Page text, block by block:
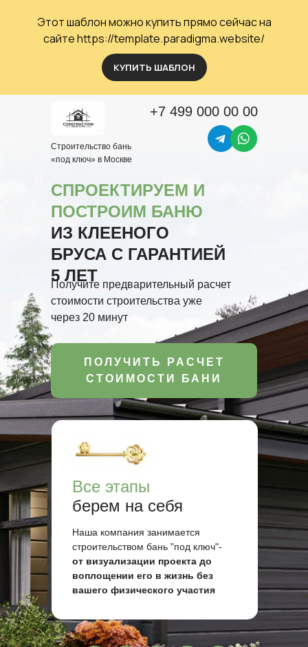
Этот шаблон можно купить прямо сейчас на
сайтеhttps://template.paradigma.website/
КУПИТЬ ШАБЛОН
Все этапы
берем на себя
Наша компания занимается
строительством бань "под ключ"-
от визуализации проекта до
воплощении его в жизнь без
вашего физического участия
СПРОЕКТИРУЕМ И
ПОСТРОИМ БАНЮ
ИЗ КЛЕЕНОГО
БРУСА С ГАРАНТИЕЙ
5 ЛЕТ
Получите предварительный расчет
стоимости строительства уже
через 20 минут
ПОЛУЧИТЬ РАСЧЕТ
СТОИМОСТИ БАНИ
+7 499 000 00 00
Строительство бань
«под ключ» в Москве